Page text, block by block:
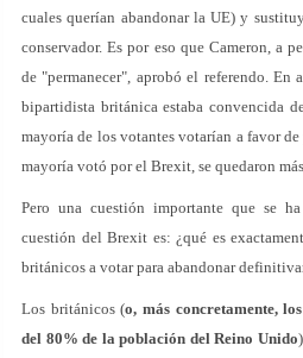
cuales querían abandonar la UE) y
conservador. Es por eso que Cameron, a
de "permanecer", aprobó el referendo.
bipartidista británica estaba convencida
mayoría de los votantes votarían a favor
mayoría votó por el Brexit, se quedaron
Pero una cuestión importante que se
cuestión del Brexit es: ¿qué es
británicos a votar para abandonar
Los británicos (o, más concretamente,
del 80% de la población del Reino Unido